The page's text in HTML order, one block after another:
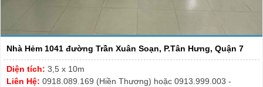
Nhà Hẻm 1041 đường Trần Xuân Soạn, P.Tân Hưng, Quận 7
Diện tích: 3,5 x 10m
Liên Hệ: 0918.089.169 (Hiền Thương) hoặc 0913.999.003 -